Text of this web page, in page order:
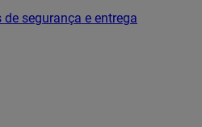
segurança e entrega